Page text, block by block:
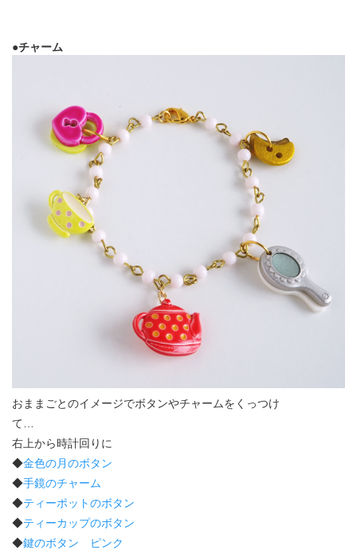
●チャーム
おままごとのイメージでボタンやチャームをくっつけ
て…
右上から時計回りに
◆金色の月のボタン
◆手鏡のチャーム
◆ティーポットのボタン
◆ティーカップのボタン
◆鍵のボタン ピンク